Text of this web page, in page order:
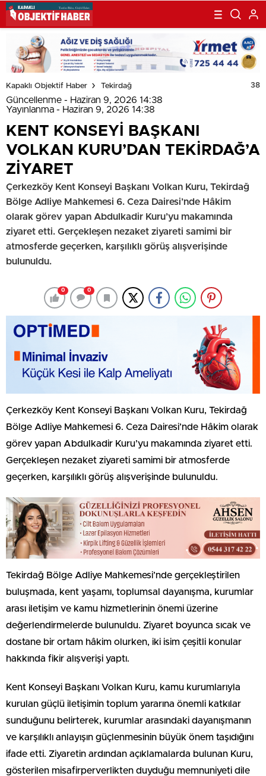
Kapaklı Objektif Haber Tekirdağ 38
Güncellenme - Haziran 9, 2026 14:38
Yayınlanma - Haziran 9, 2026 14:38
KENT KONSEYİ BAŞKANI
VOLKAN KURU’DAN TEKİRDAĞ’A
ZİYARET
Çerkezköy Kent Konseyi Başkanı Volkan Kuru, Tekirdağ
Bölge Adliye Mahkemesi 6. Ceza Dairesi’nde Hâkim
olarak görev yapan Abdulkadir Kuru’yu makamında
ziyaret etti. Gerçekleşen nezaket ziyareti samimi bir
atmosferde geçerken, karşılıklı görüş alışverişinde
bulunuldu.
0 0
Çerkezköy Kent Konseyi Başkanı Volkan Kuru, Tekirdağ
Bölge Adliye Mahkemesi 6. Ceza Dairesi’nde Hâkim olarak
görev yapan Abdulkadir Kuru’yu makamında ziyaret etti.
Gerçekleşen nezaket ziyareti samimi bir atmosferde
geçerken, karşılıklı görüş alışverişinde bulunuldu.
Tekirdağ Bölge Adliye Mahkemesi’nde gerçekleştirilen
buluşmada, kent yaşamı, toplumsal dayanışma, kurumlar
arası iletişim ve kamu hizmetlerinin önemi üzerine
değerlendirmelerde bulunuldu. Ziyaret boyunca sıcak ve
dostane bir ortam hâkim olurken, iki isim çeşitli konular
hakkında fikir alışverişi yaptı.
Kent Konseyi Başkanı Volkan Kuru, kamu kurumlarıyla
kurulan güçlü iletişimin toplum yararına önemli katkılar
sunduğunu belirterek, kurumlar arasındaki dayanışmanın
ve karşılıklı anlayışın güçlenmesinin büyük önem taşıdığını
ifade etti. Ziyaretin ardından açıklamalarda bulunan Kuru,
gösterilen misafirperverlikten duyduğu memnuniyeti dile